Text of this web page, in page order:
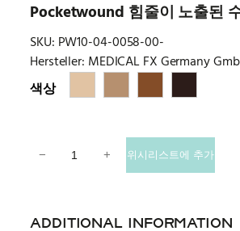
Pocketwound 힘줄이 노출된
SKU: PW10-04-0058-00-
Hersteller: MEDICAL FX Germany
색상
Pocketwound 힘줄이 노출된 수술 상
− + 위시리스트에 추가
ADDITIONAL INFORMATION